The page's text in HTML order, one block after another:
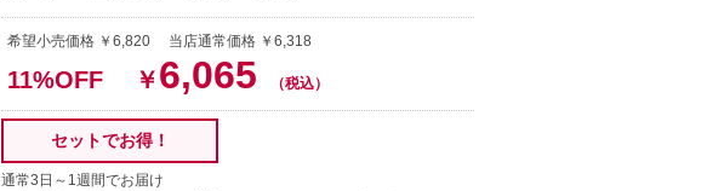
希望小売価格 ￥6,820 当店通常価格 ￥6,318
11%OFF ￥6,065 （税込）
セットでお得！
通常3日～1週間でお届け